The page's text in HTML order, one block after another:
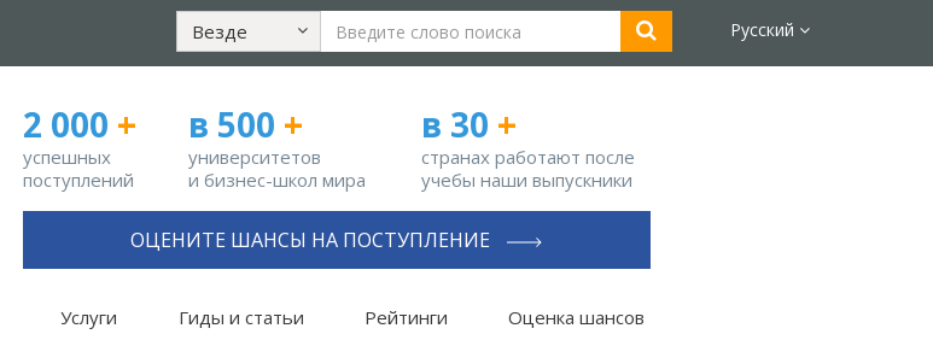
Везде Русский
2 000 +
успешных
поступлений
в 500 +
университетов
и бизнес-школ мира
в 30 +
странах работают после
учебы наши выпускники
ОЦЕНИТЕ ШАНСЫ НА ПОСТУПЛЕНИЕ
Услуги Гиды и статьи Рейтинги Оценка шансов